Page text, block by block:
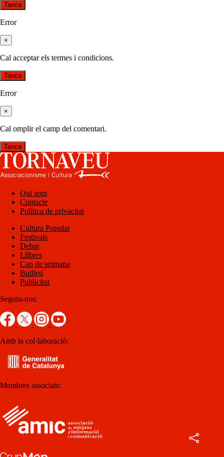
Tanca
Error
×
Cal acceptar els termes i condicions.
Tanca
Error
×
Cal omplir el camp del comentari.
Tanca
Qui som
Contacte
Política de privacitat
Cultura Popular
Festivals
Debat
Llibres
Cap de setmana
Butlletí
Publicitat
Seguiu-nos:
Amb la col·laboració:
Membres associats: